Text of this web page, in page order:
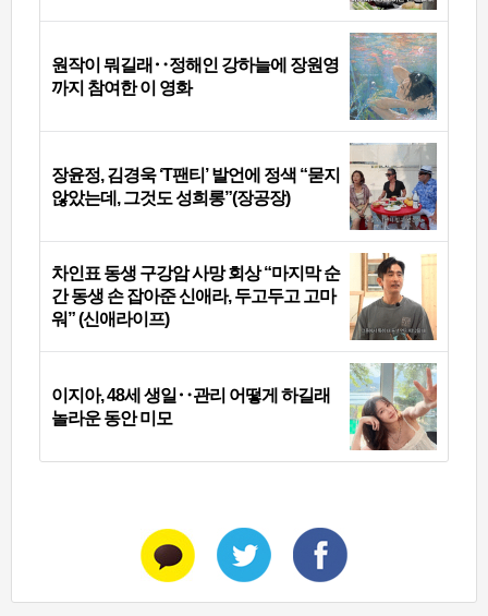
원작이 뭐길래‥정해인 강하늘에 장원영
까지 참여한 이 영화
장윤정, 김경욱 ‘T팬티’ 발언에 정색 “묻지
않았는데, 그것도 성희롱”(장공장)
차인표 동생 구강암 사망 회상 “마지막 순
간 동생 손 잡아준 신애라, 두고두고 고마
워” (신애라이프)
이지아, 48세 생일‥관리 어떻게 하길래
놀라운 동안 미모